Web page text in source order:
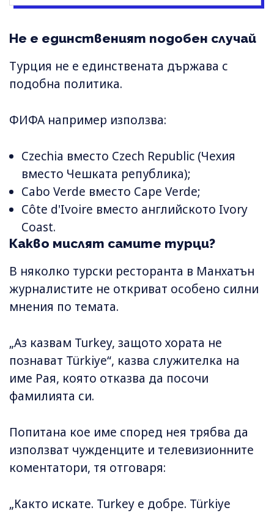
Не е единственият подобен случай
Турция не е единствената държава с
подобна политика.
ФИФА например използва:
Czechia вместо Czech Republic (Чехия
вместо Чешката република);
Cabo Verde вместо Cape Verde;
Côte d'Ivoire вместо английското Ivory
Coast.
Какво мислят самите турци?
В няколко турски ресторанта в Манхатън
журналистите не откриват особено силни
мнения по темата.
„Аз казвам Turkey, защото хората не
познават Türkiye“, казва служителка на
име Рая, която отказва да посочи
фамилията си.
Попитана кое име според нея трябва да
използват чужденците и телевизионните
коментатори, тя отговаря:
„Както искате. Turkey е добре. Türkiye